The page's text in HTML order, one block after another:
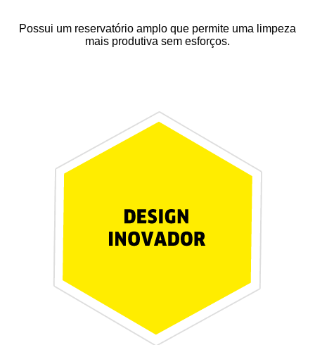
Possui um reservatório amplo que permite uma limpeza
mais produtiva sem esforços.